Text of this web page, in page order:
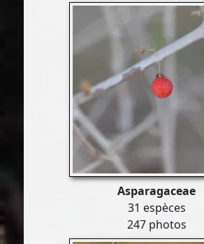
Asparagaceae
31 espèces
247 photos